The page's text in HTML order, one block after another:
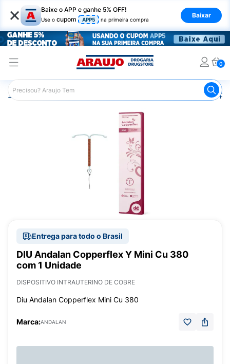
× Baixe o APP e ganhe 5% OFF!
Use o cupom APP5 na primeira compra
Baixar
0
Araujo Medicamentos
Entrega para todo o Brasil
DIU Andalan Copperflex Y Mini Cu 380
com 1 Unidade
DISPOSITIVO INTRAUTERINO DE COBRE
Diu Andalan Copperflex Mini Cu 380
Marca:ANDALAN